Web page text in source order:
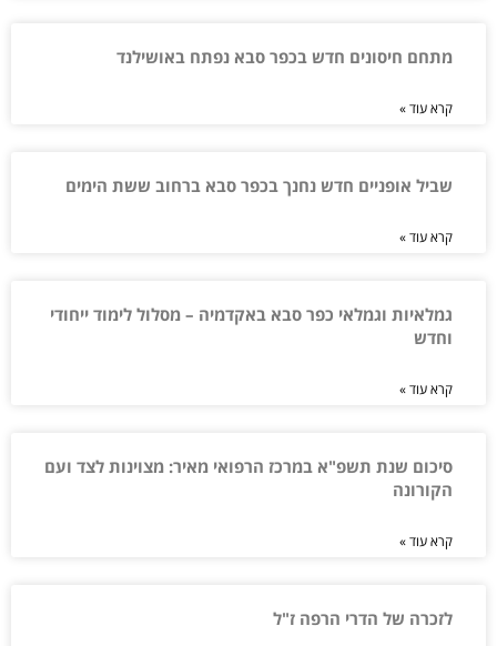
מתחם חיסונים חדש בכפר סבא נפתח באושילנד
קרא עוד »
שביל אופניים חדש נחנך בכפר סבא ברחוב ששת הימים
קרא עוד »
גמלאיות וגמלאי כפר סבא באקדמיה – מסלול לימוד ייחודי
וחדש
קרא עוד »
סיכום שנת תשפ"א במרכז הרפואי מאיר: מצוינות לצד ועם
הקורונה
קרא עוד »
לזכרה של הדרי הרפה ז"ל